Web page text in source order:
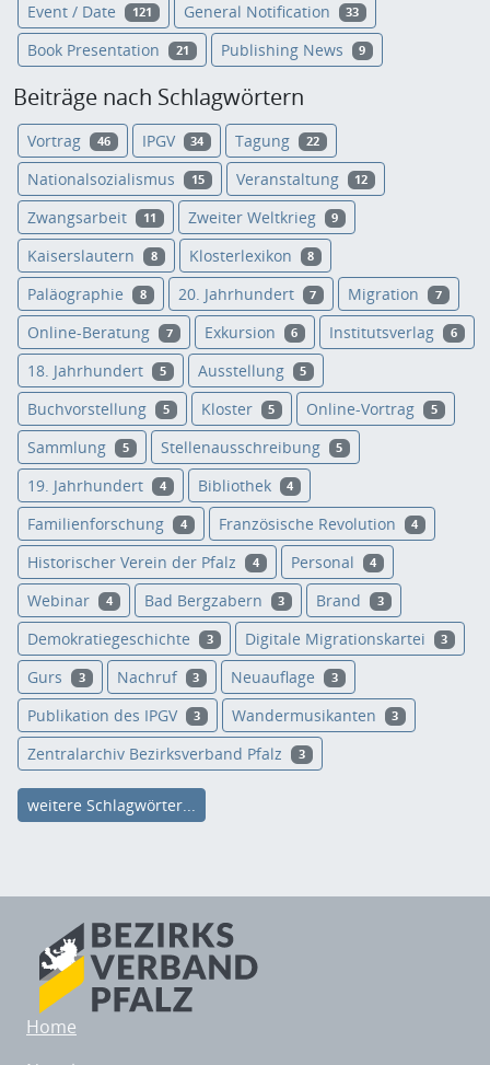
Event / Date 121 General Notification 33
Book Presentation 21 Publishing News 9
Beiträge nach Schlagwörtern
Vortrag 46 IPGV 34 Tagung 22
Nationalsozialismus 15 Veranstaltung 12
Zwangsarbeit 11 Zweiter Weltkrieg 9
Kaiserslautern 8 Klosterlexikon 8
Paläographie 8 20. Jahrhundert 7 Migration 7
Online-Beratung 7 Exkursion 6 Institutsverlag 6
18. Jahrhundert 5 Ausstellung 5
Buchvorstellung 5 Kloster 5 Online-Vortrag 5
Sammlung 5 Stellenausschreibung 5
19. Jahrhundert 4 Bibliothek 4
Familienforschung 4 Französische Revolution 4
Historischer Verein der Pfalz 4 Personal 4
Webinar 4 Bad Bergzabern 3 Brand 3
Demokratiegeschichte 3 Digitale Migrationskartei 3
Gurs 3 Nachruf 3 Neuauflage 3
Publikation des IPGV 3 Wandermusikanten 3
Zentralarchiv Bezirksverband Pfalz 3
weitere Schlagwörter...
Home